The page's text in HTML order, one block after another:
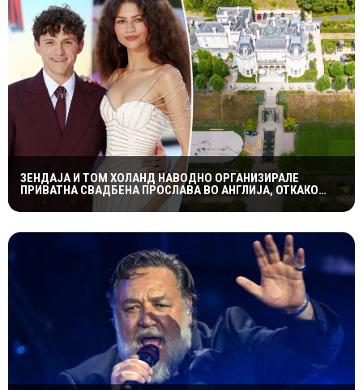
ЗЕНДАЈА И ТОМ ХОЛАНД НАВОДНО ОРГАНИЗИРАЛЕ
ПРИВАТНА СВАДБЕНА ПРОСЛАВА ВО АНГЛИЈА, ОТКАКО
ТАЈНО СЕ ВЕНЧАЛЕ